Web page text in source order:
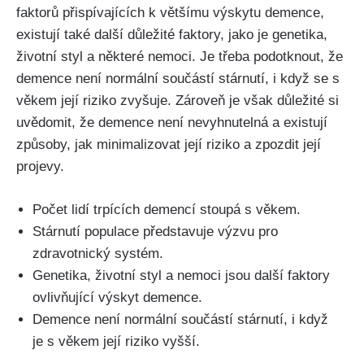
faktorů přispívajících k většímu výskytu demence,
existují také další důležité faktory, jako je genetika,
životní styl a některé nemoci. Je třeba podotknout, že
demence není normální součástí stárnutí, i když se s
věkem její riziko zvyšuje. Zároveň je však důležité si
uvědomit, že demence není nevyhnutelná a existují
způsoby, jak minimalizovat její riziko a zpozdit její
projevy.
Počet lidí trpících demencí stoupá s věkem.
Stárnutí populace představuje výzvu pro
zdravotnický systém.
Genetika, životní styl a nemoci jsou další faktory
ovlivňující výskyt demence.
Demence není normální součástí stárnutí, i když
je s věkem její riziko vyšší.